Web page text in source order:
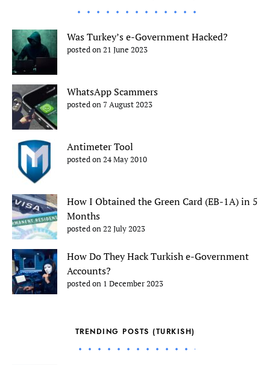
Was Turkey’s e-Government Hacked?
posted on 21 June 2023
WhatsApp Scammers
posted on 7 August 2023
Antimeter Tool
posted on 24 May 2010
How I Obtained the Green Card (EB-1A) in 5
Months
posted on 22 July 2023
How Do They Hack Turkish e-Government
Accounts?
posted on 1 December 2023
TRENDING POSTS (TURKISH)